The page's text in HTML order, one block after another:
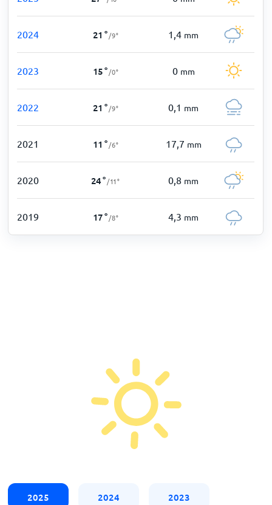
2024 21 ° /9° 1,4 mm
2023 15° /0° 0 mm
2022 21 ° /9° 0,1 mm
2021 11 ° /6° 17,7 mm
2020 24° /11° 0,8 mm
2019 17° /8° 4,3 mm
2025 2024 2023